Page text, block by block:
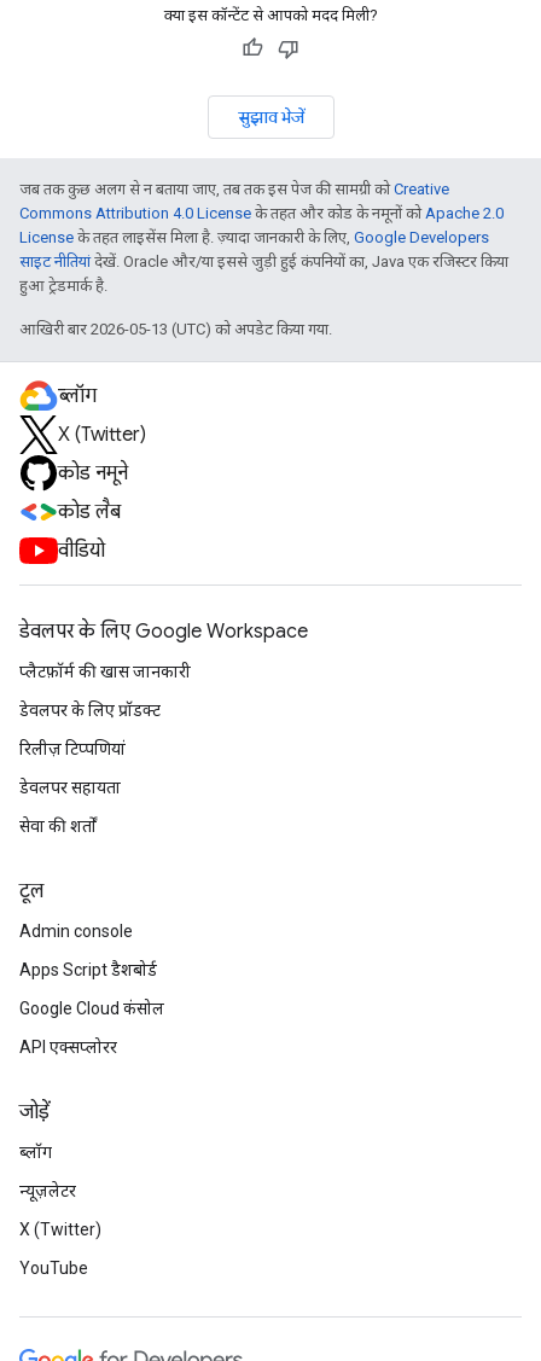
क्या इस कॉन्टेंट से आपको मदद मिली?
सुझाव भेजें
जब तक कुछ अलग से न बताया जाए, तब तक इस पेज की सामग्री कोCreative
Commons Attribution 4.0 License के तहत और कोड के नमूनों को Apache 2.0
License के तहत लाइसेंस मिला है. ज़्यादा जानकारी के लिए, Google Developers
साइट नीतियांदेखें. Oracle और/या इससे जुड़ी हुई कंपनियों का, Java एक रजिस्टर किया
हुआ ट्रेडमार्क है.
आखिरी बार 2026-05-13 (UTC) को अपडेट किया गया.
ब्लॉग
X (Twitter)
कोड नमूने
कोड लैब
वीडियो
डेवलपर के लिए Google Workspace
प्लैटफ़ॉर्म की खास जानकारी
डेवलपर के लिए प्रॉडक्ट
रिलीज़ टिप्पणियां
डेवलपर सहायता
सेवा की शर्तों
टूल
Admin console
Apps Script डैशबोर्ड
Google Cloud कंसोल
API एक्सप्लोरर
जोड़ें
ब्लॉग
न्यूज़लेटर
X (Twitter)
YouTube